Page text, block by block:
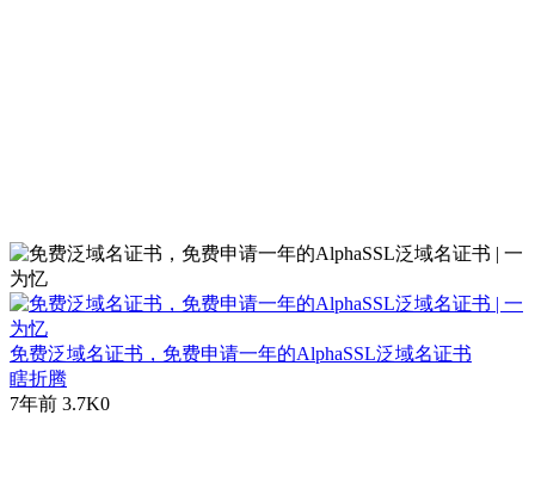
免费泛域名证书，免费申请一年的AlphaSSL泛域名证书
瞎折腾
7年前 3.7K0